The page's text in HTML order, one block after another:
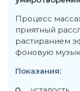
Процесс
приятный
растиранием
фоновую
Показания: